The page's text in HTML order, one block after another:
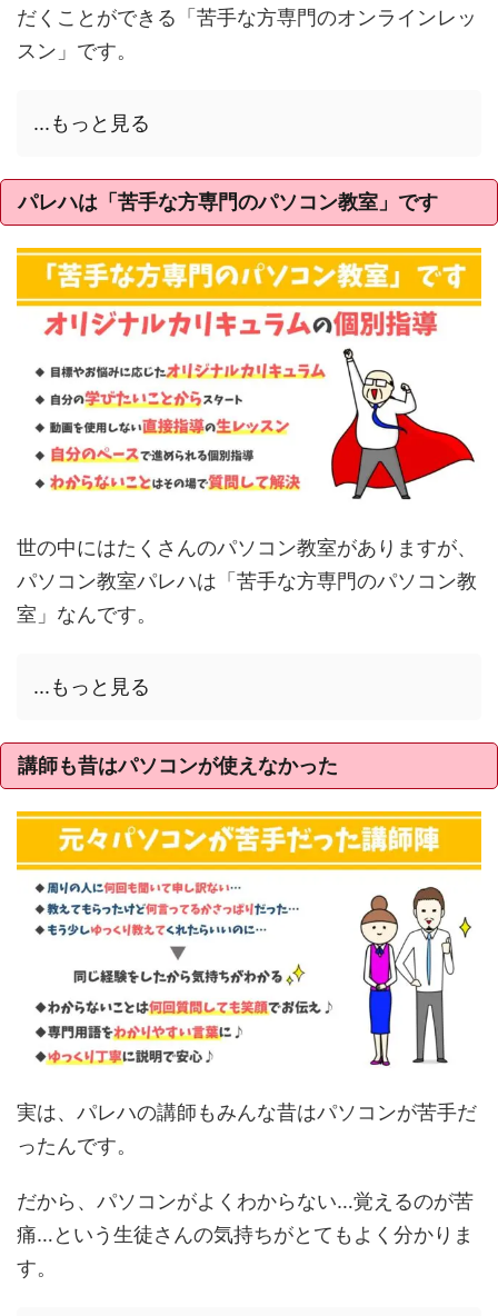
だくことができる「苦手な方専門のオンラインレッ
スン」です。
...もっと見る
パレハは「苦手な方専門のパソコン教室」です
世の中にはたくさんのパソコン教室がありますが、
パソコン教室パレハは「苦手な方専門のパソコン教
室」なんです。
...もっと見る
講師も昔はパソコンが使えなかった
実は、パレハの講師もみんな昔はパソコンが苦手だ
ったんです。
だから、パソコンがよくわからない…覚えるのが苦
痛…という生徒さんの気持ちがとてもよく分かりま
す。